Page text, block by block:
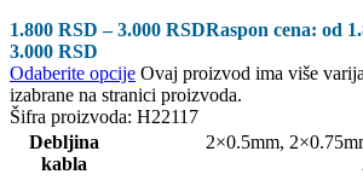
1.800 RSD – 3.000 RSDRaspon cena: od
3.000 RSD
Odaberite opcije Ovaj proizvod ima više
izabrane na stranici proizvoda.
Šifra proizvoda: H22117
Debljina
kabla
2×0.5mm,